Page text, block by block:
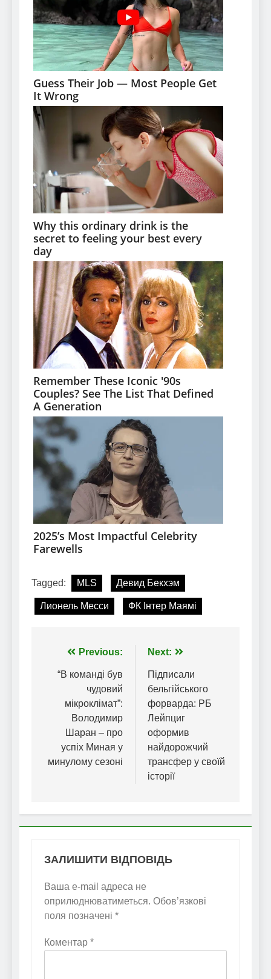
Tagged: MLS Девид Бекхэм
Лионель Месси ФК Інтер Маямі
Навігація
записів
Previous:
“В команді був
чудовий
мікроклімат”:
Володимир
Шаран – про
успіх Миная у
минулому сезоні
Next:
Підписали
бельгійського
форварда: РБ
Лейпциг
оформив
найдорожчий
трансфер у своїй
історії
ЗАЛИШИТИ ВІДПОВІДЬ
Ваша e-mail адреса не
оприлюднюватиметься. Обов’язкові
поля позначені *
Коментар *